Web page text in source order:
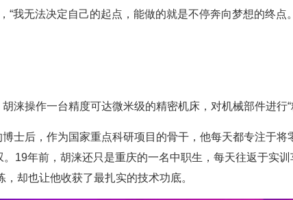
“我无法决定自己的起点，能做的就是不停奔向梦想的终点
涞操作一台精度可达微米级的精密机床，对机械部件进行“
士后，作为国家重点科研项目的骨干，他每天都专注于
19年前，胡涞还只是重庆的一名中职生，每天往返于实
却也让他收获了最扎实的技术功底。